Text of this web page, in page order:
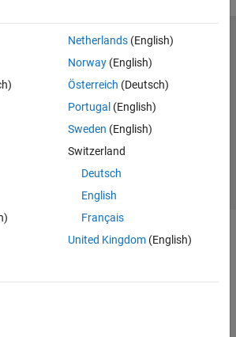
Netherlands(English)
Norway(English)
Österreich (Deutsch)
Portugal (English)
Sweden (English)
Switzerland
Deutsch
English
Français
United Kingdom(English)
Marcas comerciales
Antipiratería
Estado de las aplicaciones
Inc.